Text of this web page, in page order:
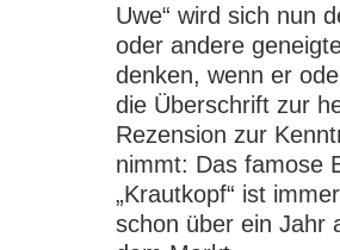
Uwe“ wird sich nun
oder andere
denken, wenn er
die Überschrift zur
Rezension zur
nimmt: Das famose
„Krautkopf“ ist
schon über ein Jahr